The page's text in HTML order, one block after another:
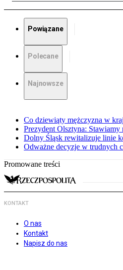
Powiązane
Polecane
Najnowsze
Co dziewiąty mężczyzna w
Prezydent Olsztyna:
Dolny Śląsk rewitalizuje linie
Odważne decyzje w trudnych
Promowane treści
KONTAKT
O nas
Kontakt
Napisz do nas